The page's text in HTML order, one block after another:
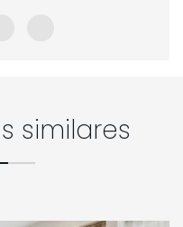
similares